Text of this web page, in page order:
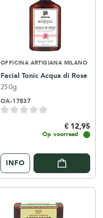
OFFICINA ARTIGIANA MILANO
Facial Tonic Acqua di Rose
250g
OA-17837
€ 12,95
Op voorraad
INFO